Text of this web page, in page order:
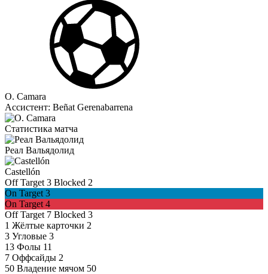
O. Camara
Ассистент: Beñat Gerenabarrena
Статистика матча
Реал Вальядолид
Castellón
Off Target 3 Blocked 2
On Target 3
On Target 4
Off Target 7 Blocked 3
1 Жёлтые карточки 2
3 Угловые 3
13 Фолы 11
7 Оффсайды 2
50 Владение мячом 50